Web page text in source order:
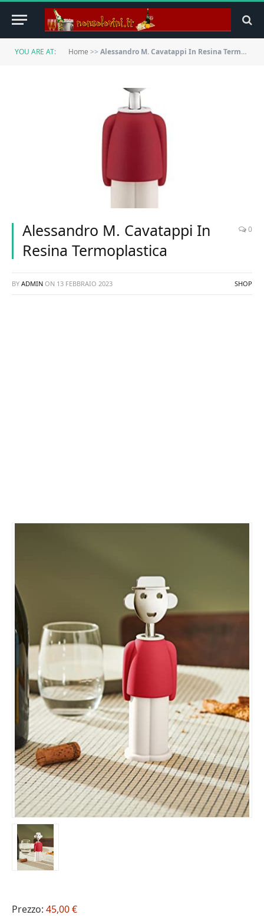
YOU ARE AT: Home >> Alessandro M. Cavatappi In Resina Termoplastica
Alessandro M. Cavatappi In
Resina Termoplastica
0
BY ADMIN ON 13 FEBBRAIO 2023 SHOP
Prezzo: 45,00 €